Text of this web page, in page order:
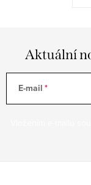
Aktuální
E-mail